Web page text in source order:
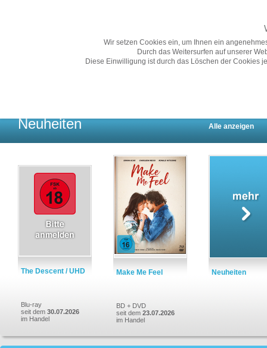
Neuheiten Alle anzeigen
The Descent / UHD
Blu-ray
seit dem 30.07.2026
im Handel
Make Me Feel
BD + DVD
seit dem 23.07.2026
im Handel
Neuheiten
Wir setzen Cookies ein, um Ihnen ein
Durch das Weitersurfen auf unserer
Diese Einwilligung ist durch das Löschen der Cookies